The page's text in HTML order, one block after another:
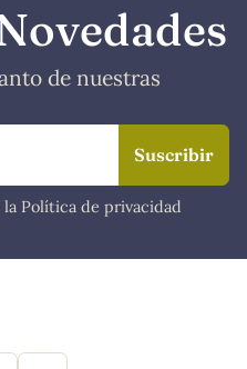
de nuestras
Política de privacidad